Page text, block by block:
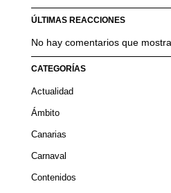
ÚLTIMAS REACCIONES
No hay comentarios que
CATEGORÍAS
Actualidad
Ámbito
Canarias
Carnaval
Contenidos